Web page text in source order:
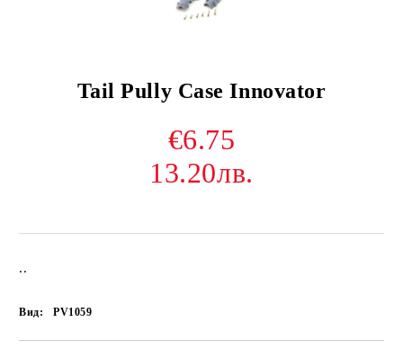
Tail Pully Case Innovator
€6.75
13.20лв.
..
Вид: PV1059